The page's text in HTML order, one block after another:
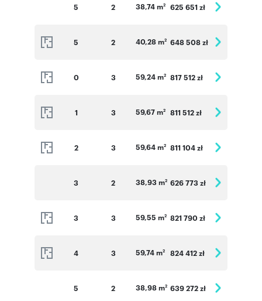
5 2 38,74 m2 625 651 zł
5 2 40,28 m2 648 508 zł
0 3 59,24 m2 817 512 zł
1 3 59,67 m2 811 512 zł
2 3 59,64 m2 811 104 zł
3 2 38,93 m2 626 773 zł
3 3 59,55 m2 821 790 zł
4 3 59,74 m2 824 412 zł
5 2 38,98 m2 639 272 zł